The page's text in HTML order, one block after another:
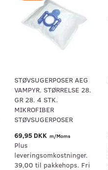
STØVSUGERPOSER AEG
VAMPYR. STØRRELSE 28.
GR 28. 4 STK.
MIKROFIBER
STØVSUGERPOSER
69,95 DKK m/Moms
Plus
leveringsomkostninger.
39,00 til pakkehops. Fri